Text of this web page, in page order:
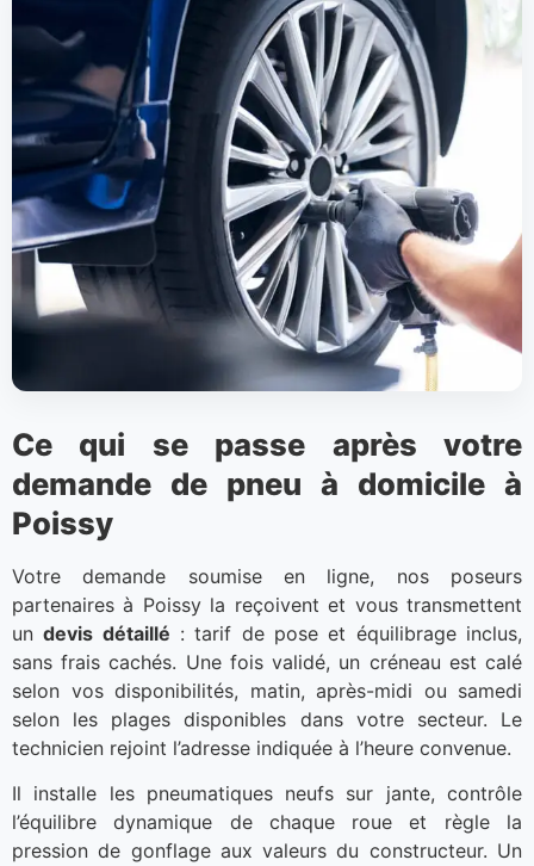
Ce qui se passe après votre
demande de pneu à domicile à
Poissy
Votre demande soumise en ligne, nos poseurs
partenaires à Poissy la reçoivent et vous transmettent
undevis détaillé : tarif de pose et équilibrage inclus,
sans frais cachés. Une fois validé, un créneau est calé
selon vos disponibilités, matin, après-midi ou samedi
selon les plages disponibles dans votre secteur. Le
technicien rejoint l’adresse indiquée à l’heure convenue.
Il installe les pneumatiques neufs sur jante, contrôle
l’équilibre dynamique de chaque roue et règle la
pression de gonflage aux valeurs du constructeur. Un